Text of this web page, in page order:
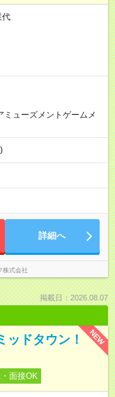
代
ミューズメントゲームメ
詳細へ
株式会社
掲載日：2026.08.07
NEW
ッドタウン！
面接OK